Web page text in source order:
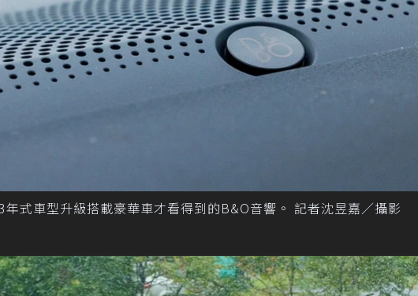
式車型升級搭載豪華車才看得到的B&O音響。 記者沈昱嘉／攝影